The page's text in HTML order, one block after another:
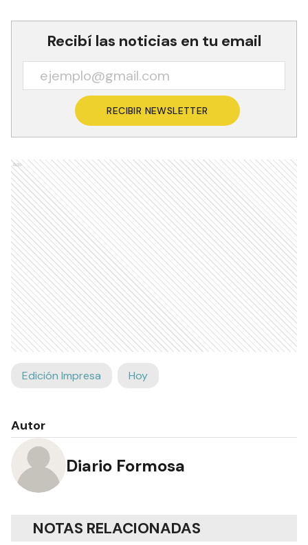
Recibí las noticias en tu email
RECIBIR NEWSLETTER
Ads
Edición Impresa Hoy
Autor
Diario Formosa
NOTAS RELACIONADAS